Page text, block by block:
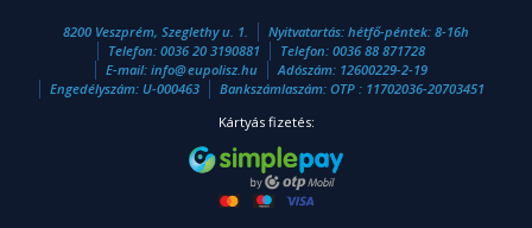
8200 Veszprém, Szeglethy u. 1.
Nyitvatartás: hétfő-péntek: 8-16h
Telefon: 0036 20 3190881 Telefon: 0036 88 871728
E-mail: info@eupolisz.hu
Adószám: 12600229-2-19
Engedélyszám: U-000463
Bankszámlaszám: OTP : 11702036-20703451
Kártyás fizetés: